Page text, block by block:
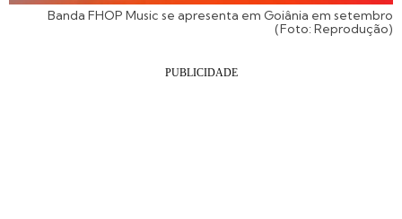
Banda FHOP Music se apresenta em Goiânia em setembro
(Foto: Reprodução)